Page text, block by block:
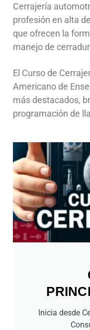
Cerrajería
profesión en alta
que ofrecen la
manejo de
El Curso de
Americano de
más destacados,
programación de
Inicia desde